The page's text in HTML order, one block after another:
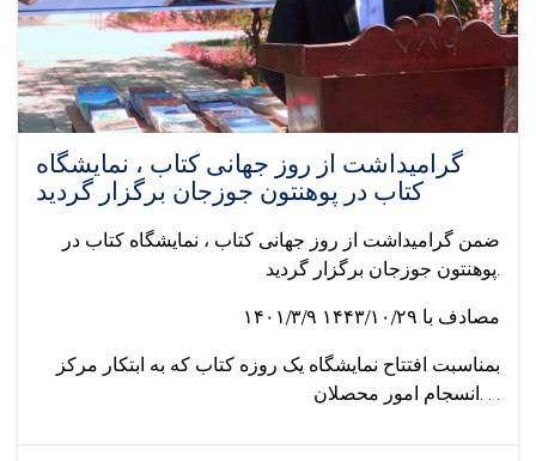
Political
Science
of
Jawzjan
University
complete
internships
گرامیداشت از روز جهانی کتاب ، نمایشگاه
کتاب در پوهنتون جوزجان برگزار گردید
ضمن گرامیداشت از روز جهانی کتاب ، نمایشگاه کتاب در
پوهنتون جوزجان برگزار گردید.
۱۴۰۱/۳/۹ مصادف با ۱۴۴۳/۱۰/۲۹
بمناسبت افتتاح نمایشگاه یک روزه کتاب که به ابتکار مرکز
انسجام امور محصلان. . .